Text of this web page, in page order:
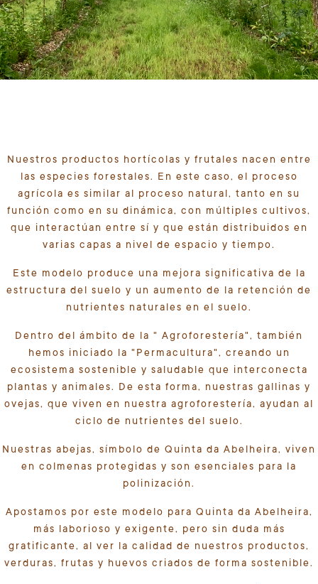
Nuestros productos hortícolas y frutales nacen entre
las especies forestales. En este caso, el proceso
agrícola es similar al proceso natural, tanto en su
función como en su dinámica, con múltiples cultivos,
que interactúan entre sí y que están distribuidos en
varias capas a nivel de espacio y tiempo.
Este modelo produce una mejora significativa de la
estructura del suelo y un aumento de la retención de
nutrientes naturales en el suelo.
Dentro del ámbito de la " Agroforestería", también
hemos iniciado la "Permacultura", creando un
ecosistema sostenible y saludable que interconecta
plantas y animales. De esta forma, nuestras gallinas y
ovejas, que viven en nuestra agroforestería, ayudan al
ciclo de nutrientes del suelo.
Nuestras abejas, símbolo de Quinta da Abelheira, viven
en colmenas protegidas y son esenciales para la
polinización.
Apostamos por este modelo para Quinta da Abelheira,
más laborioso y exigente, pero sin duda más
gratificante, al ver la calidad de nuestros productos,
verduras, frutas y huevos criados de forma sostenible.